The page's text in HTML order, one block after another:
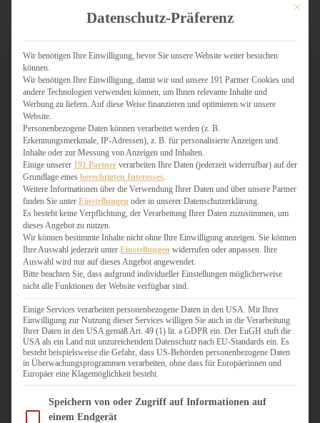
KUCHEN
LOW CARB & GESÜNDER
MY AMERICAN BAKERY
SCHOKOLADIGES
SÜSSES HAUPTGERICHT
TÖRTCHEN
VEGAN SÜSS
WEIHNACHTSBÄCKEREI
HERZHAFT
BURGER & SANDWICHES
FIX AUF DEM TISCH
FLEISCH & FISCH
GRILLEN / BARBECUE
HERZHAFTES BACKEN
ONE-POT-GERICHTE
PASTA & NUDELGERICHTE
PIZZA, TARTES & QUICHES
REIS & RISOTTO
SALATE & SNACKS
SUPPENKASPEREIEN
Mit
Datenschutz-Präferenz
Wir benötigen Ihre Einwilligung, bevor Sie unsere Website weiter besuchen
können.
Wir benötigen Ihre Einwilligung, damit wir und unsere 191 Partner Cookies und
andere Technologien verwenden können, um Ihnen relevante Inhalte und
Werbung zu liefern. Auf diese Weise finanzieren und optimieren wir unsere
Website.
Personenbezogene Daten können verarbeitet werden (z. B.
Erkennungsmerkmale, IP-Adressen), z. B. für personalisierte Anzeigen und
Inhalte oder zur Messung von Anzeigen und Inhalten.
Einige unserer 191 Partner verarbeiten Ihre Daten (jederzeit widerrufbar) auf der
Grundlage eines berechtigten Interesses
Weitere Informationen über die Verwendung Ihrer Daten und über unsere Partner
finden Sie unter Einstellungen oder in unserer Datenschutzerklärung.
Es besteht keine Verpflichtung, der Verarbeitung Ihrer Daten zuzustimmen, um
dieses Angebot zu nutzen.
Wir können bestimmte Inhalte nicht ohne Ihre Einwilligung anzeigen. Sie können
Ihre Auswahl jederzeit unter Einstellungen widerrufen oder anpassen. Ihre
Auswahl wird nur auf dieses Angebot angewendet.
Bitte beachten Sie, dass aufgrund individueller Einstellungen möglicherweise
nicht alle Funktionen der Website verfügbar sind.
Einige Services verarbeiten personenbezogene Daten in den USA. Mit Ihrer
Einwilligung zur Nutzung dieser Services willigen Sie auch in die Verarbeitung
Ihrer Daten in den USA gemäß Art. 49 (1) lit. a GDPR ein. Der EuGH stuft die
USA als ein Land mit unzureichendem Datenschutz nach EU-Standards ein. Es
besteht beispielsweise die Gefahr, dass US-Behörden personenbezogene Daten
in Überwachungsprogrammen verarbeiten, ohne dass für Europäerinnen und
Europäer eine Klagemöglichkeit besteht.
Im Folgenden finden Sie eine Liste der Zwecke des IAB Transparency and Consent
Speichern von oder Zugriff auf Informationen auf
einem Endgerät